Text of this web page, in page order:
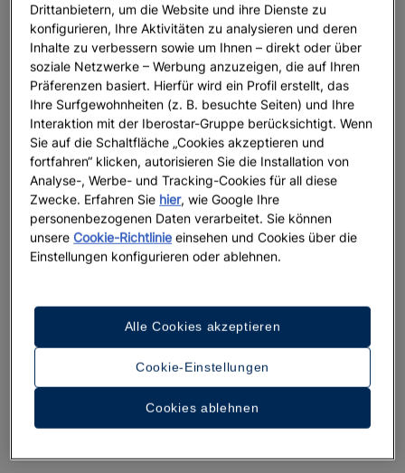
Ein Rundgang durch das Hotel
Drittanbietern, um die Website und ihre Dienste zu
konfigurieren, Ihre Aktivitäten zu analysieren und deren
Inhalte zu verbessern sowie um Ihnen – direkt oder über
soziale Netzwerke – Werbung anzuzeigen, die auf Ihren
Präferenzen basiert. Hierfür wird ein Profil erstellt, das
Ihre Surfgewohnheiten (z. B. besuchte Seiten) und Ihre
Interaktion mit der Iberostar-Gruppe berücksichtigt. Wenn
Sie auf die Schaltfläche „Cookies akzeptieren und
fortfahren“ klicken, autorisieren Sie die Installation von
Analyse-, Werbe- und Tracking-Cookies für all diese
Zwecke. Erfahren Sie hier, wie Google Ihre
personenbezogenen Daten verarbeitet. Sie können
unsereCookie-Richtlinie einsehen und Cookies über die
Einstellungen konfigurieren oder ablehnen.
Cookie-Einstellungen
Cookies ablehnen
Alle Cookies akzeptieren